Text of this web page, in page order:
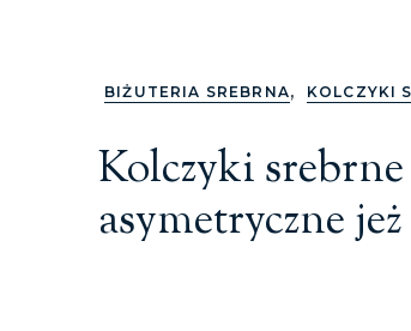
BIŻUTERIA SREBRNA, KOLCZYKI
Kolczyki
asymetryczne